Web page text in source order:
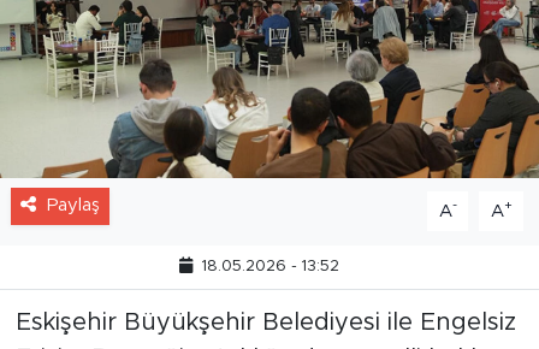
18.05.2026 - 13:52